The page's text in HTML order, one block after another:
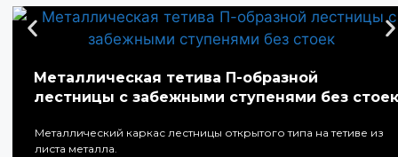
Металлическая тетива П-образной
лестницы с забежными ступенями без стоек
Металлический каркас лестницы открытого типа на тетиве из
листа металла.